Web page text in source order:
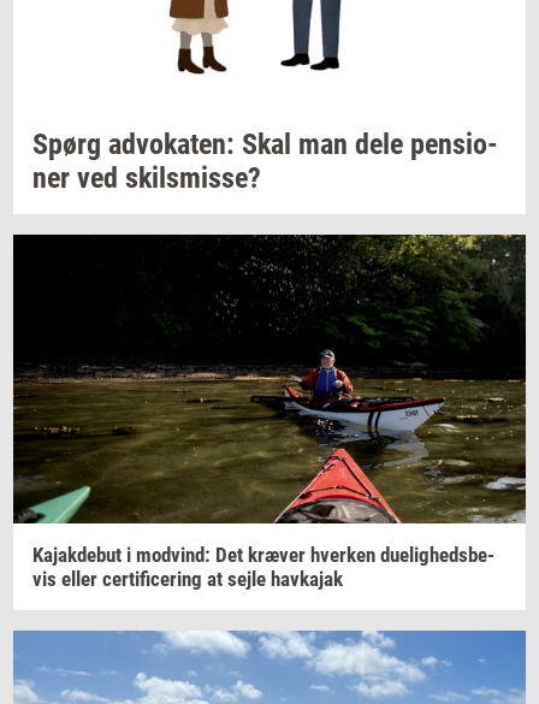
Spørg ad­vo­ka­ten: Skal man dele pen­sio­
ner ved skils­mis­se?
Ka­jak­de­but i mod­vind: Det kræ­ver hver­ken du­e­lig­heds­be­
vis eller cer­ti­fi­ce­ring at sejle hav­ka­jak